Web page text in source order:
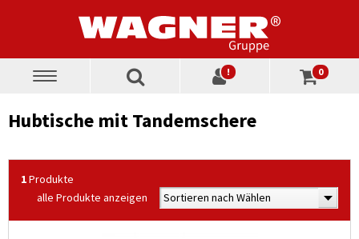
Toggle
! 0
Hubtische mit Tandemschere
1Produkte
Sortieren nach Wählen
alle Produkte anzeigen